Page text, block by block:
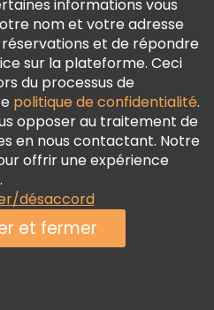
informations vous
nom et votre adresse
et de répondre
sur la plateforme. Ceci
du processus de
politique de confidentialité.
opposer au traitement de
en nous contactant. Notre
offrir une expérience
désaccord
et fermer